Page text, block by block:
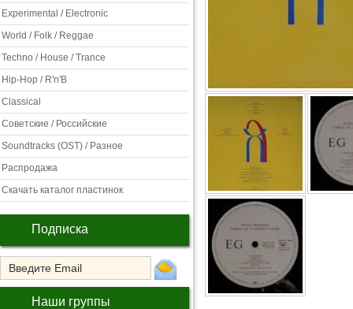
Experimental / Electronic
World / Folk / Reggae
Techno / House / Trance
Hip-Hop / R'n'B
Classical
Советские / Российские
Soundtracks (OST) / Разное
Распродажа
Скачать каталог пластинок
Подписка
Наши группы